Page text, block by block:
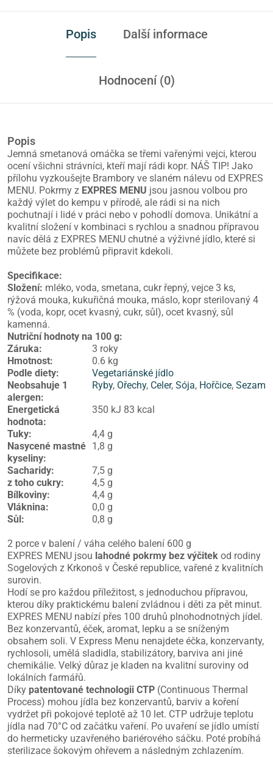
Popis Další informace
Hodnocení (0)
Popis
Jemná smetanová omáčka se třemi vařenými vejci, kterou
ocení všichni strávníci, kteří mají rádi kopr. NÁŠ TIP! Jako
přílohu vyzkoušejte Brambory ve slaném nálevu od EXPRES
MENU. Pokrmy z EXPRES MENU jsou jasnou volbou pro
každý výlet do kempu v přírodě, ale rádi si na nich
pochutnají i lidé v práci nebo v pohodlí domova. Unikátní a
kvalitní složení v kombinaci s rychlou a snadnou přípravou
navíc dělá z EXPRES MENU chutné a výživné jídlo, které si
můžete bez problémů připravit kdekoli.
Specifikace:
Složení: mléko, voda, smetana, cukr řepný, vejce 3 ks,
rýžová mouka, kukuřičná mouka, máslo, kopr sterilovaný 4
% (voda, kopr, ocet kvasný, cukr, sůl), ocet kvasný, sůl
kamenná.
Nutriční hodnoty na 100 g:
Záruka:
3 roky
Hmotnost:
0.6 kg
Podle diety:
Vegetariánské jídlo
Neobsahuje 1
alergen:
Ryby, Ořechy, Celer, Sója, Hořčice, Sezam
Energetická
hodnota:
350 kJ 83 kcal
Tuky:
4,4 g
Nasycené mastné
kyseliny:
1,8 g
Sacharidy:
7,5 g
z toho cukry:
4,5 g
Bílkoviny:
4,4 g
Vláknina:
0,0 g
Sůl: 0,8 g
2 porce v balení / váha celého balení 600 g
EXPRES MENU jsou lahodné pokrmy bez výčitek od rodiny
Sogelových z Krkonoš v České republice, vařené z kvalitních
surovin.
Hodí se pro každou příležitost, s jednoduchou přípravou,
kterou díky praktickému balení zvládnou i děti za pět minut.
EXPRES MENU nabízí přes 100 druhů plnohodnotných jídel.
Bez konzervantů, éček, aromat, lepku a se sníženým
obsahem soli. V Express Menu nenajdete éčka, konzervanty,
rychlosoli, umělá sladidla, stabilizátory, barviva ani jiné
chemikálie. Velký důraz je kladen na kvalitní suroviny od
lokálních farmářů.
Díky patentované technologii CTP (Continuous Thermal
Process) mohou jídla bez konzervantů, barviv a koření
vydržet při pokojové teplotě až 10 let. CTP udržuje teplotu
jídla nad 70°C od začátku vaření. Po uvaření se jídlo umístí
do hermeticky uzavřeného bariérového sáčku. Poté probíhá
sterilizace šokovým ohřevem a následným zchlazením.